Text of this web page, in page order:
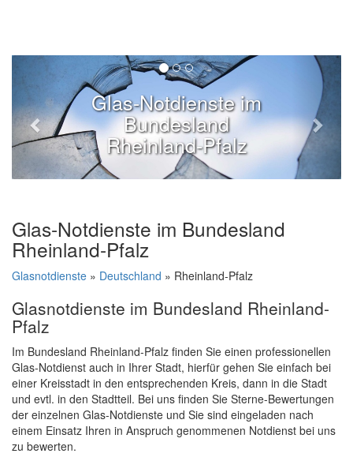
Glas-Notdienste im
Bundesland
Rheinland-Pfalz
Glas-Notdienste im Bundesland
Rheinland-Pfalz
Glasnotdienste » Deutschland » Rheinland-Pfalz
Glasnotdienste im Bundesland Rheinland-
Pfalz
Im Bundesland Rheinland-Pfalz finden Sie einen professionellen
Glas-Notdienst auch in Ihrer Stadt, hierfür gehen Sie einfach bei
einer Kreisstadt in den entsprechenden Kreis, dann in die Stadt
und evtl. in den Stadtteil. Bei uns finden Sie Sterne-Bewertungen
der einzelnen Glas-Notdienste und Sie sind eingeladen nach
einem Einsatz Ihren in Anspruch genommenen Notdienst bei uns
zu bewerten.